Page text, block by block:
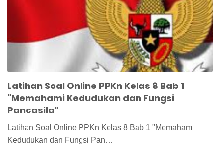
Latihan Soal Online PPKn Kelas 8 Bab 1
"Memahami Kedudukan dan Fungsi
Pancasila"
Latihan Soal Online PPKn Kelas 8 Bab 1 "Memahami
Kedudukan dan Fungsi Pan…